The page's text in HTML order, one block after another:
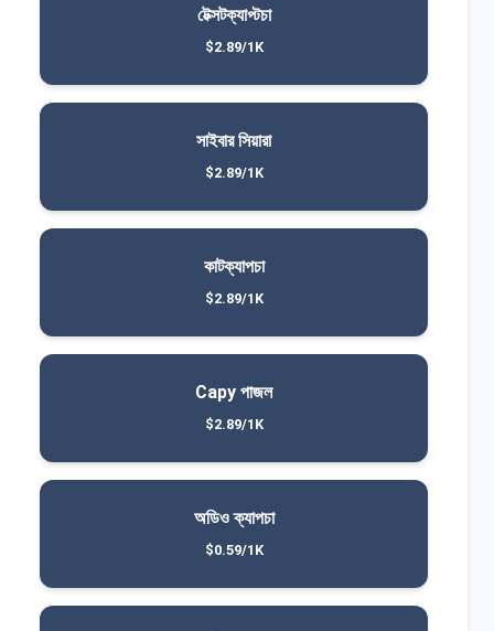
টেক্সটক্যাপ্টচা
$2.89/1K
সাইবার সিয়ারা
$2.89/1K
কাটক্যাপচা
$2.89/1K
Capy পাজল
$2.89/1K
অডিও ক্যাপচা
$0.59/1K